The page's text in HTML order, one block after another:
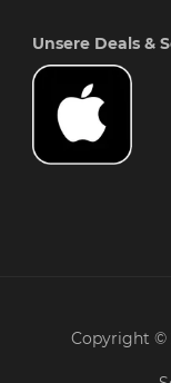
Unsere Deals &
Copyright ©